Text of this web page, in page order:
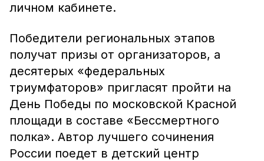
личном кабинете.
Победители региональных этапов
получат призы от организаторов, а
десятерых «федеральных
триумфаторов» пригласят пройти на
День Победы по московской Красной
площади в составе «Бессмертного
полка». Автор лучшего сочинения
России поедет в детский центр